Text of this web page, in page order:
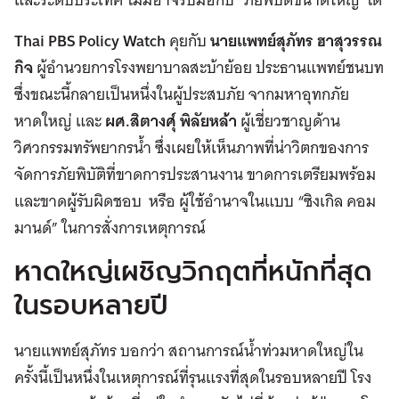
Thai PBS Policy Watchคุยกับนายแพทย์สุภัทร ฮาสุวรรณ
กิจผู้อำนวยการโรงพยาบาลสะบ้าย้อย ประธานแพทย์ชนบท
ซึ่งขณะนี้กลายเป็นหนึ่งในผู้ประสบภัย จากมหาอุทกภัย
หาดใหญ่ และผศ.สิตางศุ์ พิลัยหล้าผู้เชี่ยวชาญด้าน
วิศวกรรมทรัพยากรน้ำ ซึ่งเผยให้เห็นภาพที่น่าวิตกของการ
จัดการภัยพิบัติที่ขาดการประสานงาน ขาดการเตรียมพร้อม
และขาดผู้รับผิดชอบ หรือ ผู้ใช้อำนาจในแบบ “ซิงเกิล คอม
มานด์” ในการสั่งการเหตุการณ์
หาดใหญ่เผชิญวิกฤตที่หนักที่สุด
ในรอบหลายปี
นายแพทย์สุภัทร บอกว่า สถานการณ์น้ำท่วมหาดใหญ่ใน
ครั้งนี้เป็นหนึ่งในเหตุการณ์ที่รุนแรงที่สุดในรอบหลายปี โรง